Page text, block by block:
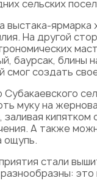
сельских
выстака-
На другой
баурсак, блины
создать
Субакаевского
муку на
А также
ощупь.
стали